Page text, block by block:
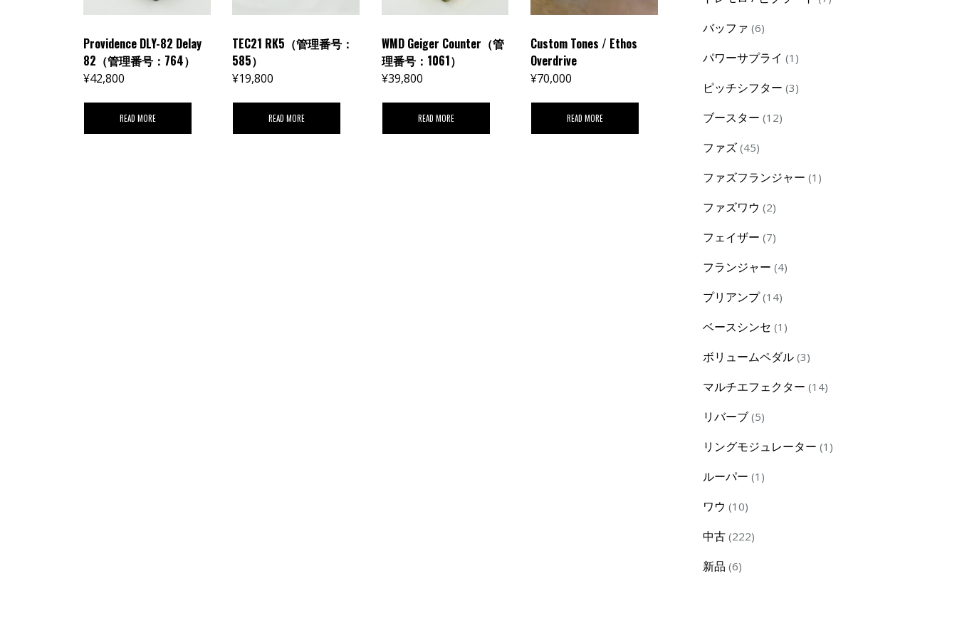
Providence DLY-82 Delay
82（管理番号：764）
¥42,800
READ MORE
TEC21 RK5（管理番号：
585）
¥19,800
READ MORE
WMD Geiger Counter（管
理番号：1061）
¥39,800
READ MORE
Custom Tones / Ethos
Overdrive
¥70,000
READ MORE
バッファ 66
パワーサプライ 1 1
ピッチシフター 33
ブースター 1212
ファズ 4545
ファズフランジャー 1 1
ファズワウ 22
フェイザー 77
フランジャー 44
プリアンプ 1414
ベースシンセ 1 1
ボリュームペダル 33
マルチエフェクター 1414
リバーブ 55
リングモジュレーター 1 1
ルーパー 1 1
ワウ 1010
中古 222222
新品 66